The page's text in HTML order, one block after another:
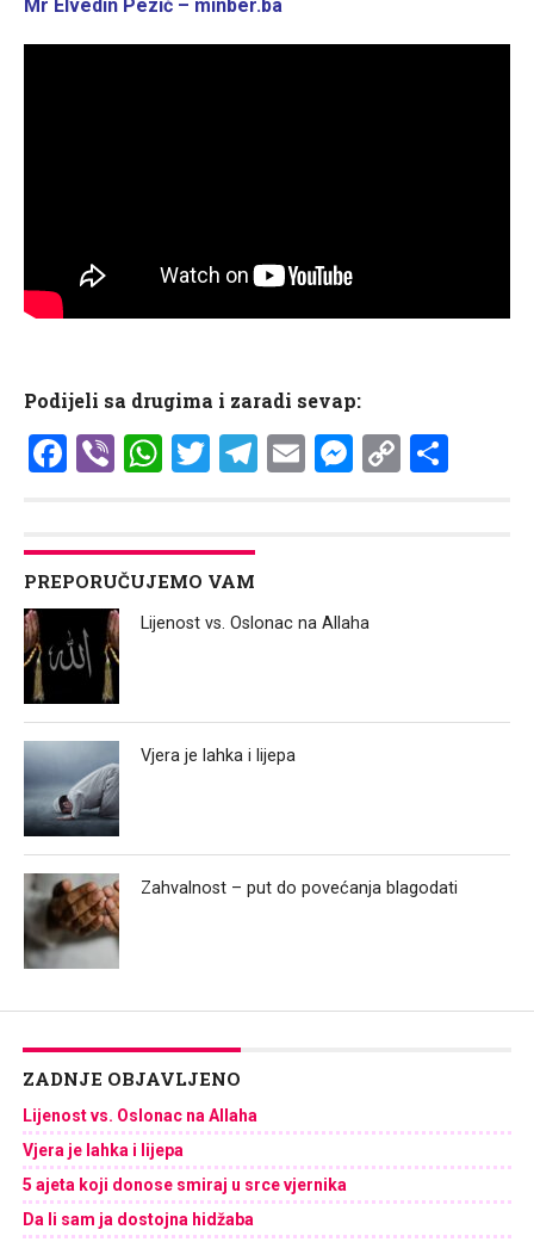
Mr Elvedin Pezić – minber.ba
Podijeli sa drugima i zaradi sevap:
Facebook
ViberWhatsApp
Twitter
Telegram
EmailCopy
PREPORUČUJEMO VAM
Lijenost vs. Oslonac na Allaha
Vjera je lahka i lijepa
Zahvalnost – put do povećanja blagodati
ZADNJE OBJAVLJENO
Lijenost vs. Oslonac na Allaha
Vjera je lahka i lijepa
5 ajeta koji donose smiraj u srce vjernika
Da li sam ja dostojna hidžaba